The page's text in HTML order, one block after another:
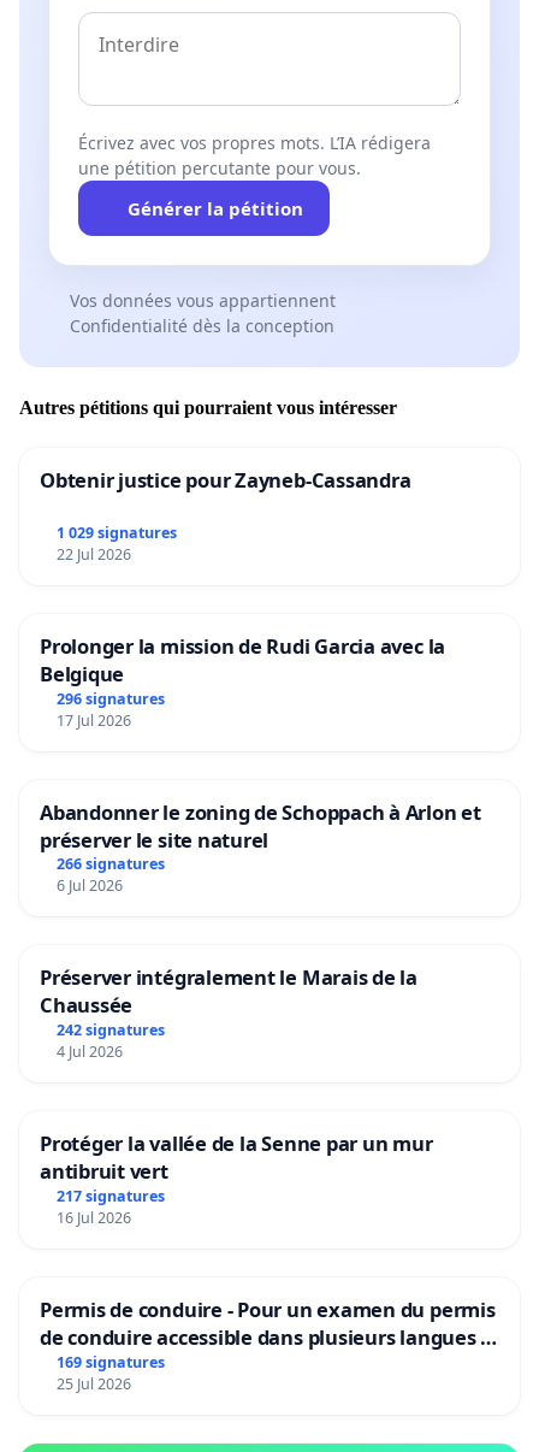
Écrivez avec vos propres mots. L’IA rédigera
une pétition percutante pour vous.
Générer la pétition
Vos données vous appartiennent
Confidentialité dès la conception
Autres pétitions qui pourraient vous intéresser
Obtenir justice pour Zayneb-Cassandra
1 029 signatures
22 Jul 2026
Prolonger la mission de Rudi Garcia avec la
Belgique
296 signatures
17 Jul 2026
Abandonner le zoning de Schoppach à Arlon et
préserver le site naturel
266 signatures
6 Jul 2026
Préserver intégralement le Marais de la
Chaussée
242 signatures
4 Jul 2026
Protéger la vallée de la Senne par un mur
antibruit vert
217 signatures
16 Jul 2026
Permis de conduire - Pour un examen du permis
de conduire accessible dans plusieurs langues à
Bruxelles
169 signatures
25 Jul 2026